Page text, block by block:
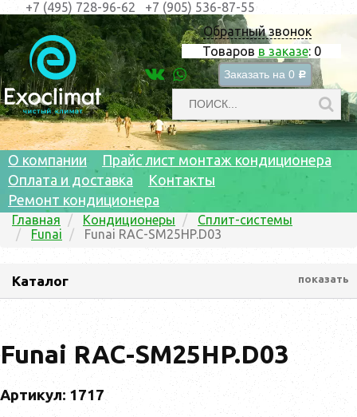
Обратный звонок
Товаров в заказе: 0
Заказать на 0 c
+7 (495) 728-96-62 +7 (905) 536-87-55
О компании
Прайс лист монтаж кондиционера
Оплата и доставка
Контакты
Ремонт кондиционера
Главная Кондиционеры
Сплит-системы
Funai
Funai RAC-SM25HP.D03
Каталог показать
Funai RAC-SM25HP.D03
Артикул: 1717